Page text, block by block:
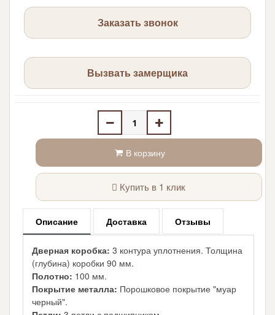
Заказать звонок
Вызвать замерщика
В корзину
Купить в 1 клик
Описание Доставка Отзывы
Дверная коробка: 3 контура уплотнения. Толщина
(глубина) коробки 90 мм.
Полотно: 100 мм.
Покрытие металла: Порошковое покрытие "муар
черный".